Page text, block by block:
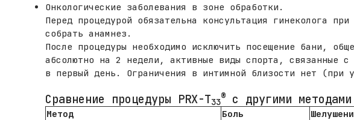
Онкологические заболевания в зоне обработки.
Перед процедурой обязательна консультация гинеколога
собрать анамнез.
После процедуры необходимо исключить посещение бани,
абсолютно на 2 недели, активные виды спорта, связанные с
в первый день. Ограничения в интимной близости нет (при
Сравнение процедуры PRX-T33
®с другими методами
Метод Боль